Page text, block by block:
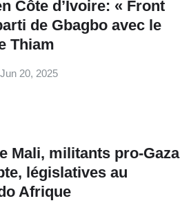
Côte d’Ivoire: « Front
de Gbagbo avec le
Thiam
Jun 20, 2025
Mali, militants pro-Gaza
législatives au
Afrique